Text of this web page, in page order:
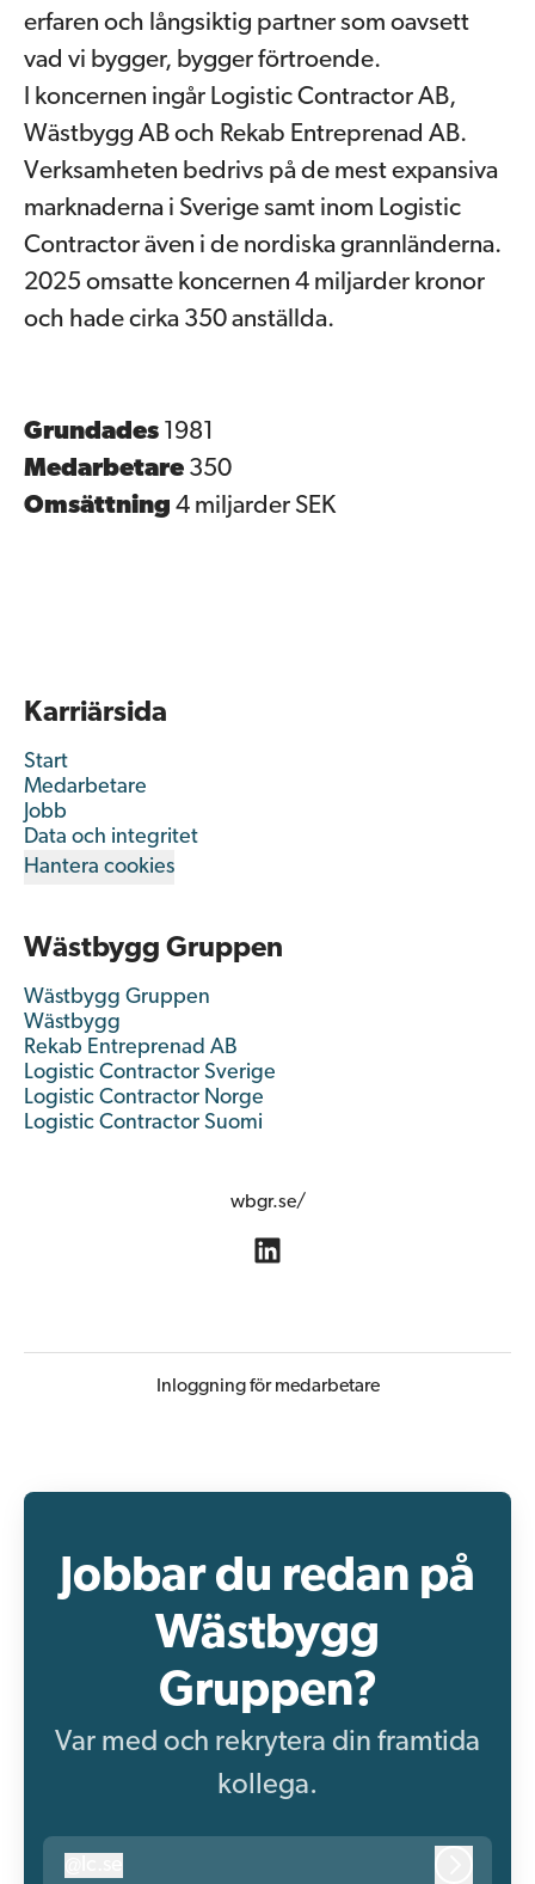
erfaren och långsiktig partner som oavsett
vad vi bygger, bygger förtroende.
I koncernen ingår Logistic Contractor AB,
Wästbygg AB och Rekab Entreprenad AB.
Verksamheten bedrivs på de mest expansiva
marknaderna i Sverige samt inom Logistic
Contractor även i de nordiska grannländerna.
2025 omsatte koncernen 4 miljarder kronor
och hade cirka 350 anställda.
Grundades
1981
Medarbetare 350
Omsättning 4 miljarder SEK
Karriärsida
Start
Medarbetare
Jobb
Data och integritet
Hantera cookies
Wästbygg Gruppen
Wästbygg Gruppen
Wästbygg
Rekab Entreprenad AB
Logistic Contractor Sverige
Logistic Contractor Norge
Logistic Contractor Suomi
wbgr.se/
Inloggning för medarbetare
Jobbar du redan på
Wästbygg
Gruppen?
Var med och rekrytera din framtida
kollega.
lc.se